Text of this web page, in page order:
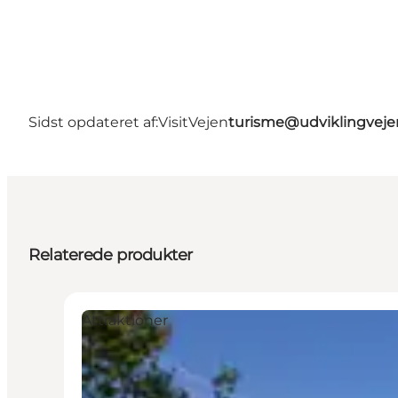
Sidst opdateret af:VisitVejen
Relaterede produkter
Attraktioner